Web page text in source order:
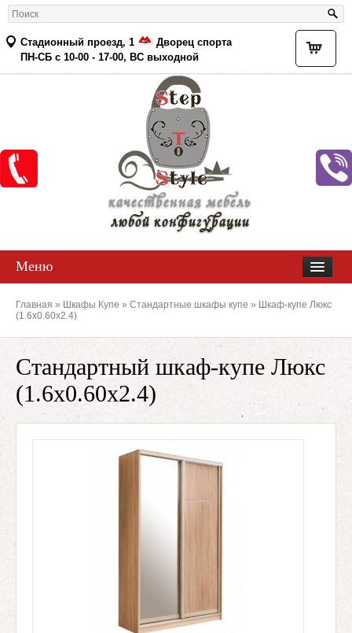
Стадионный проезд, 1
Дворец спорта
ПН-СБ с 10-00 - 17-00, ВС выходной
качественная мебель
любой конфигурации
Меню
Главная » Шкафы Купе » Стандартные шкафы купе » Шкаф-купе Люкс
(1.6х0.60х2.4)
Стандартный шкаф-купе Люкс
(1.6х0.60х2.4)